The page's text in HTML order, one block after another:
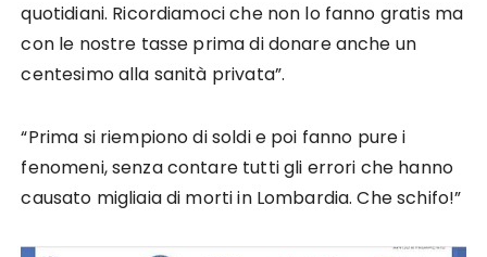
quotidiani. Ricordiamoci che non lo fanno gratis ma
con le nostre tasse prima di donare anche un
centesimo alla sanità privata”.
“Prima si riempiono di soldi e poi fanno pure i
fenomeni, senza contare tutti gli errori che hanno
causato migliaia di morti in Lombardia. Che schifo!”